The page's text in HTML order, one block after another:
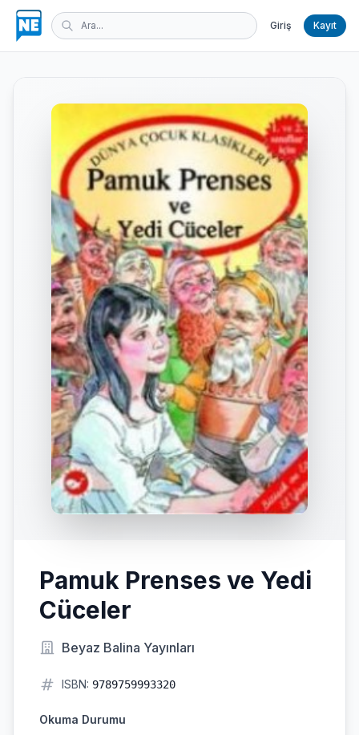
Giriş Kayıt
Pamuk Prenses ve Yedi
Cüceler
Beyaz Balina Yayınları
ISBN: 9789759993320
Okuma Durumu